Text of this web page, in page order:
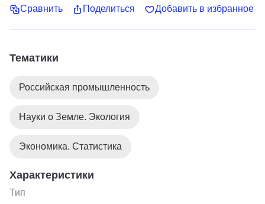
Сравнить Поделиться Добавить в избранное
Тематики
Российская промышленность
Науки о Земле. Экология
Экономика. Статистика
Характеристики
Тип